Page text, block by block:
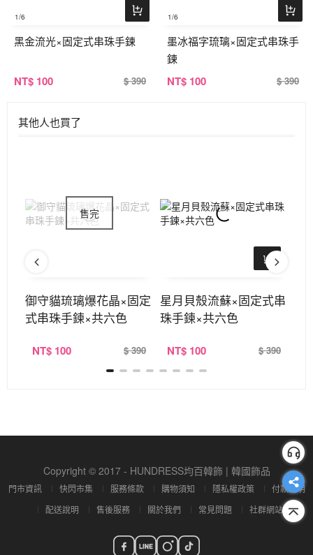
1/6
黑金流光×固定式串珠手鍊
NT$ 100 $ 390
1/6
墨冰福字琉璃×固定式串珠手
鍊
NT$ 100 $ 390
其他人也買了
御守貓琉璃爆花晶×固定
式串珠手鍊×共六色
NT$ 100 $ 390
星月貝殼流蘇×固定式串
珠手鍊×共六色
NT$ 100 $ 390
Copyright © 2017 - HUNDRESS均百韓飾 | 韓國飾品
門市資訊 快閃市集 服務條款 購物須知 隱私權政策
付款說明
配送說明
售後服務 關於我們 常見問題 社群網站